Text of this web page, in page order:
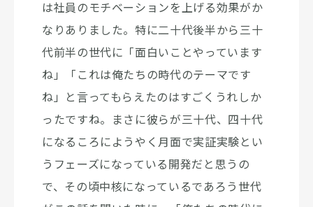
は社員のモチベーションを上げる効果がか
なりありました。特に二十代後半から三十
代前半の世代に「面白いことやっています
ね」「これは俺たちの時代のテーマです
ね」と言ってもらえたのはすごくうれしか
ったですね。まさに彼らが三十代、四十代
になるころにようやく月面で実証実験とい
うフェーズになっている開発だと思うの
で、その頃中核になっているであろう世代